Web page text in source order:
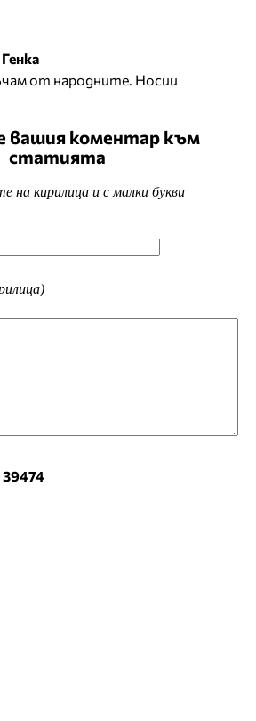
от народните. Носии
вашия коментар към
статията
на кирилица и с малки букви
39474